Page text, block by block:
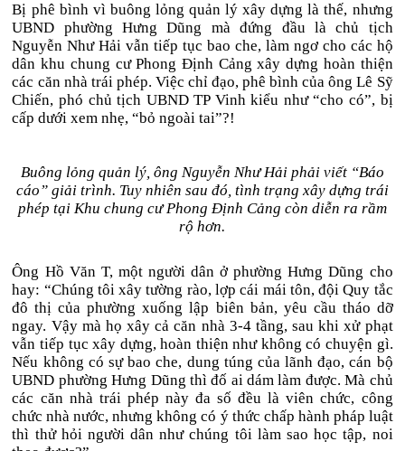
Bị phê bình vì buông lỏng quản lý xây dựng là thế, nhưng
UBND phường Hưng Dũng mà đứng đầu là chủ tịch
Nguyễn Như Hải vẫn tiếp tục bao che, làm ngơ cho các hộ
dân khu chung cư Phong Định Cảng xây dựng hoàn thiện
các căn nhà trái phép. Việc chỉ đạo, phê bình của ông Lê Sỹ
Chiến, phó chủ tịch UBND TP Vinh kiểu như “cho có”, bị
cấp dưới xem nhẹ, “bỏ ngoài tai”?!
Buông lỏng quản lý, ông Nguyễn Như Hải phải viết “Báo
cáo” giải trình. Tuy nhiên sau đó, tình trạng xây dựng trái
phép tại Khu chung cư Phong Định Cảng còn diễn ra rầm
rộ hơn.
Ông Hồ Văn T, một người dân ở phường Hưng Dũng cho
hay: “Chúng tôi xây tường rào, lợp cái mái tôn, đội Quy tắc
đô thị của phường xuống lập biên bản, yêu cầu tháo dỡ
ngay. Vậy mà họ xây cả căn nhà 3-4 tầng, sau khi xử phạt
vẫn tiếp tục xây dựng, hoàn thiện như không có chuyện gì.
Nếu không có sự bao che, dung túng của lãnh đạo, cán bộ
UBND phường Hưng Dũng thì đố ai dám làm được. Mà chủ
các căn nhà trái phép này đa số đều là viên chức, công
chức nhà nước, nhưng không có ý thức chấp hành pháp luật
thì thử hỏi người dân như chúng tôi làm sao học tập, noi